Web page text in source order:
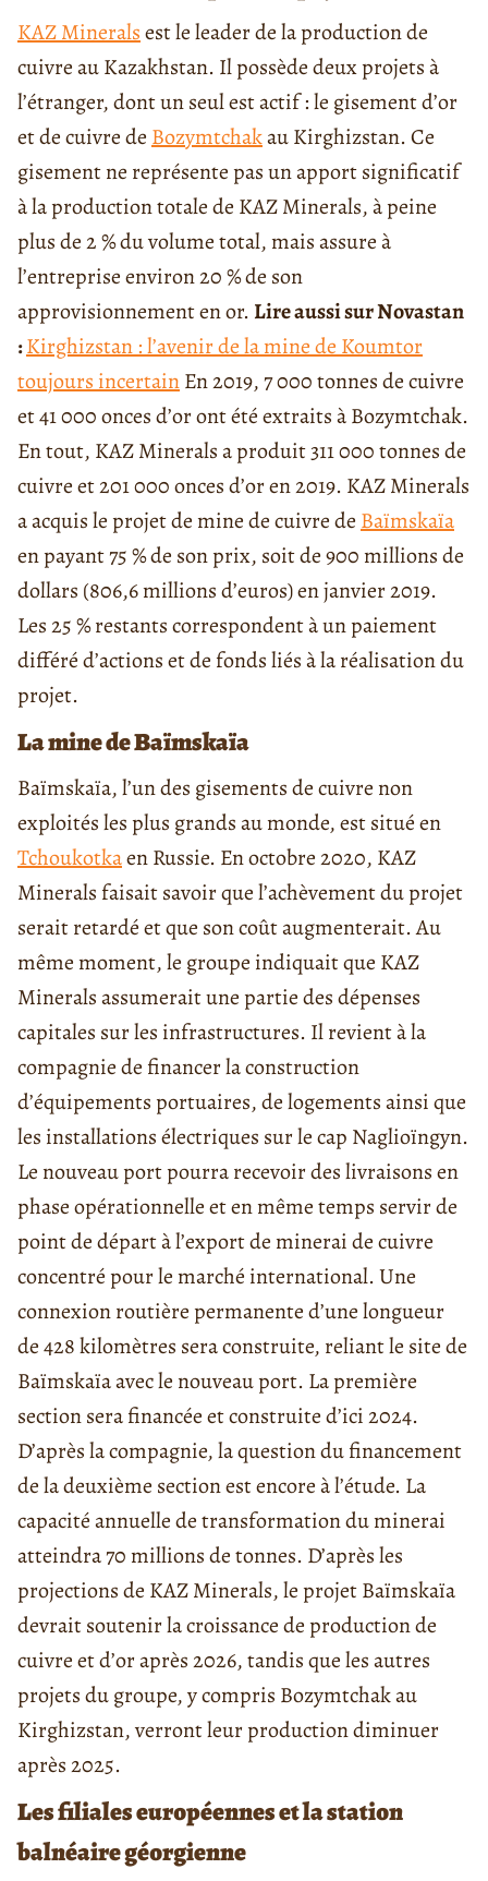
KAZ Mineralsest le leader de la production de
cuivre au Kazakhstan. Il possède deux projets à
l’étranger, dont un seul est actif : le gisement d’or
et de cuivre de Bozymtchakau Kirghizstan. Ce
gisement ne représente pas un apport significatif
à la production totale de KAZ Minerals, à peine
plus de 2 % du volume total, mais assure à
l’entreprise environ 20 % de son
approvisionnement en or. Lire aussi sur Novastan
:Kirghizstan : l’avenir de la mine de Koumtor
toujours incertainEn 2019, 7 000 tonnes de cuivre
et 41 000 onces d’or ont été extraits à Bozymtchak.
En tout, KAZ Minerals a produit 311 000 tonnes de
cuivre et 201 000 onces d’or en 2019. KAZ Minerals
a acquis le projet de mine de cuivre de Baïmskaïa
en payant 75 % de son prix, soit de 900 millions de
dollars (806,6 millions d’euros) en janvier 2019.
Les 25 % restants correspondent à un paiement
différé d’actions et de fonds liés à la réalisation du
projet.
La mine de Baïmskaïa
Baïmskaïa, l’un des gisements de cuivre non
exploités les plus grands au monde, est situé en
Tchoukotkaen Russie. En octobre 2020, KAZ
Minerals faisait savoir que l’achèvement du projet
serait retardé et que son coût augmenterait. Au
même moment, le groupe indiquait que KAZ
Minerals assumerait une partie des dépenses
capitales sur les infrastructures. Il revient à la
compagnie de financer la construction
d’équipements portuaires, de logements ainsi que
les installations électriques sur le cap Naglioïngyn.
Le nouveau port pourra recevoir des livraisons en
phase opérationnelle et en même temps servir de
point de départ à l’export de minerai de cuivre
concentré pour le marché international. Une
connexion routière permanente d’une longueur
de 428 kilomètres sera construite, reliant le site de
Baïmskaïa avec le nouveau port. La première
section sera financée et construite d’ici 2024.
D’après la compagnie, la question du financement
de la deuxième section est encore à l’étude. La
capacité annuelle de transformation du minerai
atteindra 70 millions de tonnes. D’après les
projections de KAZ Minerals, le projet Baïmskaïa
devrait soutenir la croissance de production de
cuivre et d’or après 2026, tandis que les autres
projets du groupe, y compris Bozymtchak au
Kirghizstan, verront leur production diminuer
après 2025.
Les filiales européennes et la station
balnéaire géorgienne